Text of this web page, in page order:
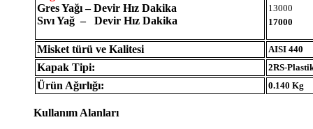
Gres Yağı – Devir Hız Dakika
Sıvı Yağ – Devir Hız Dakika
13000
17000
Misket türü ve Kalitesi AISI 440
Kapak Tipi: 2RS-
Ürün Ağırlığı: 0.140 Kg
Kullanım Alanları